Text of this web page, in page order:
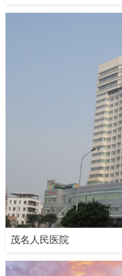
茂名人民医院